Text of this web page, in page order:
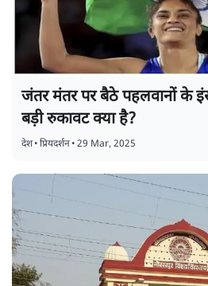
जंतर मंतर पर बैठे पहलवानों के
बड़ी रुकावट क्या है?
देश•प्रियदर्शन•29 Mar, 2025